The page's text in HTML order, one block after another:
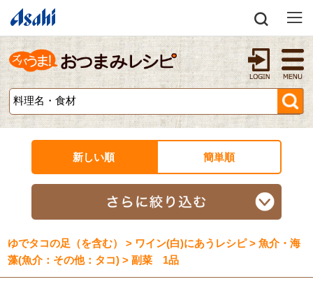
新しい順 簡単順
ゆでタコの足（を含む） > ワイン(白)にあうレシピ > 魚介・海
藻(魚介：その他：タコ) > 副菜 1品